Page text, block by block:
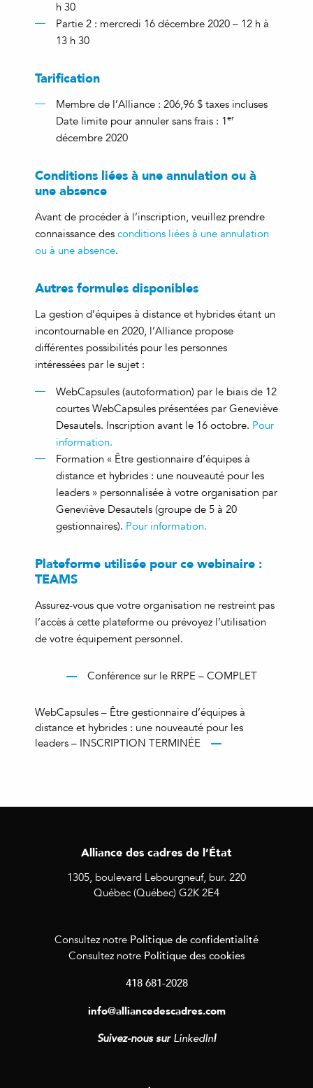
h 30
Partie 2 : mercredi 16 décembre 2020 – 12 h à
13 h 30
Tarification
Membre de l’Alliance : 206,96 $ taxes incluses
Date limite pour annuler sans frais : 1er
décembre 2020
Conditions liées à une annulation ou à
une absence
Avant de procéder à l’inscription, veuillez prendre
connaissance des conditions liées à une annulation
ou à une absence.
Autres formules disponibles
La gestion d’équipes à distance et hybrides étant un
incontournable en 2020, l’Alliance propose
différentes possibilités pour les personnes
intéressées par le sujet :
WebCapsules (autoformation) par le biais de 12
courtes WebCapsules présentées par Geneviève
Desautels. Inscription avant le 16 octobre. Pour
information.
Formation « Être gestionnaire d’équipes à
distance et hybrides : une nouveauté pour les
leaders » personnalisée à votre organisation par
Geneviève Desautels (groupe de 5 à 20
gestionnaires). Pour information.
Plateforme utilisée pour ce webinaire :
TEAMS
Assurez-vous que votre organisation ne restreint pas
l’accès à cette plateforme ou prévoyez l’utilisation
de votre équipement personnel.
Conférence sur le RRPE – COMPLET
WebCapsules – Être gestionnaire d’équipes à
distance et hybrides : une nouveauté pour les
leaders – INSCRIPTION TERMINÉE
Alliance des cadres de l’État
1305, boulevard Lebourgneuf, bur. 220
Québec (Québec) G2K 2E4
Consultez notre Politique de confidentialité
Consultez notre Politique des cookies
418 681-2028
info@alliancedescadres.com
Suivez-nous sur LinkedIn!